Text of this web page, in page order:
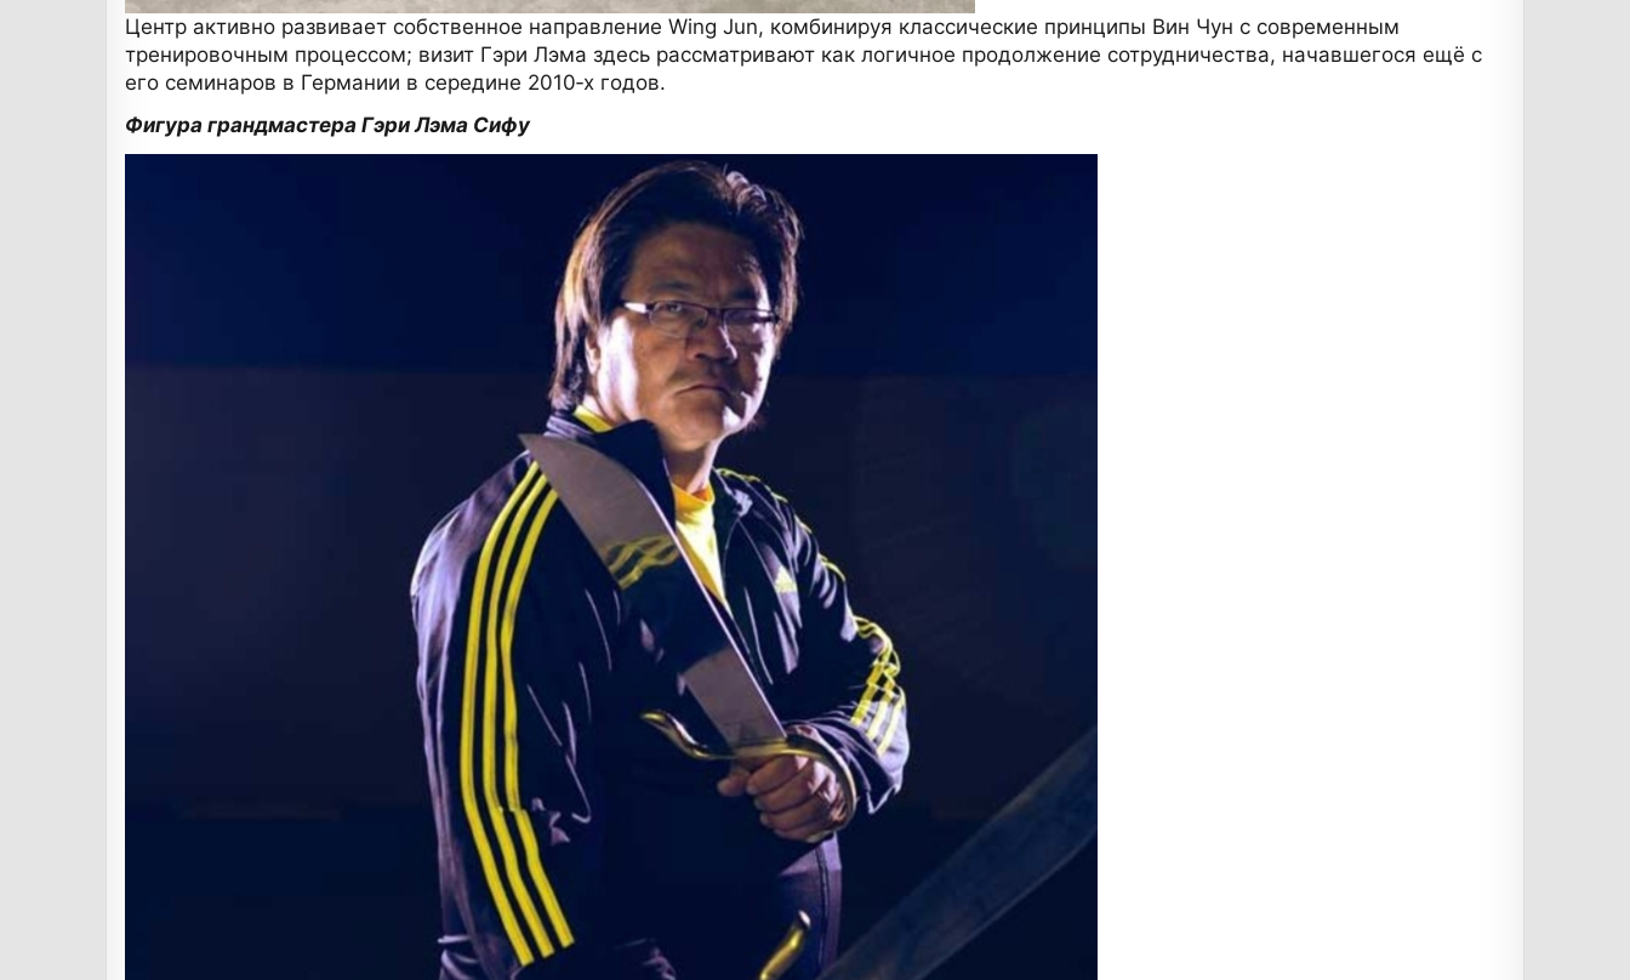
Центр активно развивает собственное направление Wing Jun, комбинируя классические принципы Вин Чун с современным
тренировочным процессом; визит Гэри Лэма здесь рассматривают как логичное продолжение сотрудничества, начавшегося ещё с
его семинаров в Германии в середине 2010‑х годов.
Фигура грандмастера Гэри Лэма Сифу